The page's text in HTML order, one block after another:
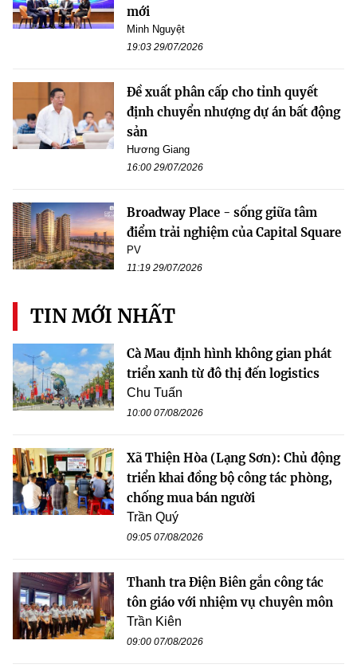
mới
Minh Nguyệt
19:03 29/07/2026
Đề xuất phân cấp cho tỉnh quyết
định chuyển nhượng dự án bất động
sản
Hương Giang
16:00 29/07/2026
Broadway Place - sống giữa tâm
điểm trải nghiệm của Capital Square
PV
11:19 29/07/2026
TIN MỚI NHẤT
Cà Mau định hình không gian phát
triển xanh từ đô thị đến logistics
Chu Tuấn
10:00 07/08/2026
Xã Thiện Hòa (Lạng Sơn): Chủ động
triển khai đồng bộ công tác phòng,
chống mua bán người
Trần Quý
09:05 07/08/2026
Thanh tra Điện Biên gắn công tác
tôn giáo với nhiệm vụ chuyên môn
Trần Kiên
09:00 07/08/2026